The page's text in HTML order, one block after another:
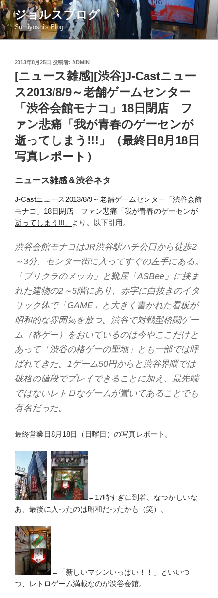
コ
ン
テ
ン
ジョルスブログ
Sumiyoshi's Blog
投
稿
日:
2013年8月25日 投稿者: ADMIN
[ニュース雑感][渋谷]J-Castニュー
ス2013/8/9～老舗ゲームセンター
「渋谷会館モナコ」18日閉店 フ
ァン悲痛「我が青春のゲーセンが
逝ってしまう!!!」（最終日8月18日
写真レポート）
ニュース雑感＆渋谷ネタ
J-Castニュース2013/8/9～老舗ゲームセンター「渋谷会館
モナコ」18日閉店 ファン悲痛「我が青春のゲーセンが
逝ってしまう!!!」
より。以下引用。
渋谷会館モナコはJR渋谷駅ハチ公口から徒歩2
～3分、センター街に入ってすぐの左手にある。
「プリクラのメッカ」と靴屋「ASBee」に挟ま
れた建物の2～5階にあり、赤字に白抜きのイタ
リック体で「GAME」と大きく書かれた看板が
昭和的な雰囲気を放つ。渋谷で対戦型格闘ゲー
ム（格ゲー）をおいているのは今やここだけと
あって「渋谷の格ゲーの聖地」とも一部では呼
ばれてきた。1ゲーム50円からと渋谷界隈では
破格の値段でプレイできることに加え、最先端
ではないレトロなゲームが置いてあることでも
有名だった。
最終営業日8月18日（日曜日）の写真レポート。
←17時すぎに到着、なつかしいな
あ、最後に入ったのは昭和だったかも（笑）。
←「新しいマシンいっぱい！！」といいつ
つ、レトロゲーム満載なのが渋谷会館。